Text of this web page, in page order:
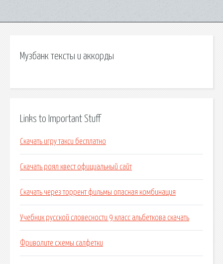
Музбанк тексты и аккорды
Links to Important Stuff
Скачать игру такси бесплатно
Скачать роял квест официальный сайт
Скачать через торрент фильмы опасная комбинация
Учебник русской словесности 9 класс альбеткова скачать
Фриволите схемы салфетки